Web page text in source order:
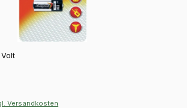
Versandkosten